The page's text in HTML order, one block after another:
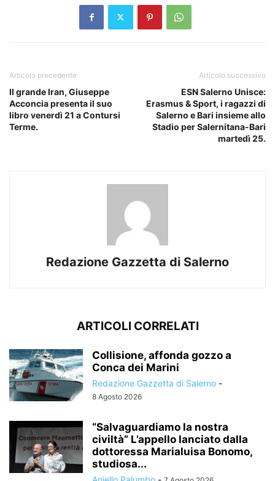
Articolo precedente
Il grande Iran, Giuseppe
Acconcia presenta il suo
libro venerdì 21 a Contursi
Terme.
Articolo successivo
ESN Salerno Unisce:
Erasmus & Sport, i ragazzi di
Salerno e Bari insieme allo
Stadio per Salernitana-Bari
martedì 25.
Redazione Gazzetta di Salerno
ARTICOLI CORRELATI
Collisione, affonda gozzo a
Conca dei Marini
Redazione Gazzetta di Salerno -
8 Agosto 2026
“Salvaguardiamo la nostra
civiltà” L’appello lanciato dalla
dottoressa Marialuisa Bonomo,
studiosa...